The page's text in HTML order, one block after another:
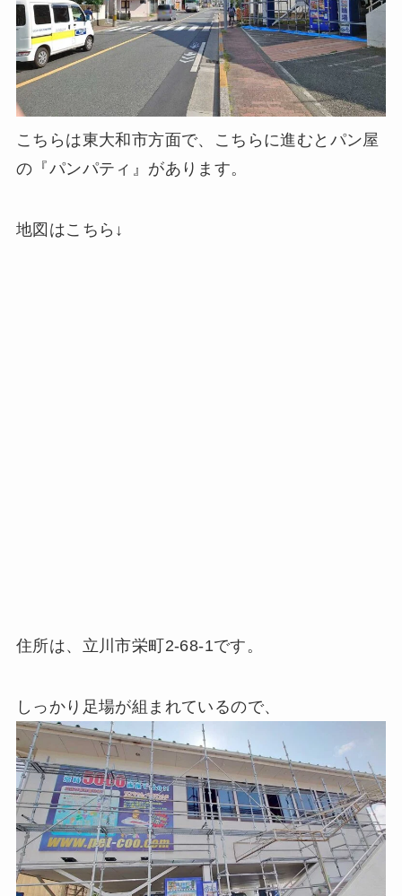
こちらは東大和市方面で、こちらに進むとパン屋
の『パンパティ』があります。
地図はこちら↓
住所は、立川市栄町2-68-1です。
しっかり足場が組まれているので、